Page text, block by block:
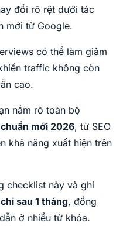
đổi rõ rệt dưới tác
mới từ Google.
có thể làm giảm
traffic không còn
cao.
nắm rõ toàn bộ
mới 2026, từ SEO
khả năng xuất hiện trên
checklist này và ghi
sau 1 tháng, đồng
ở nhiều từ khóa.